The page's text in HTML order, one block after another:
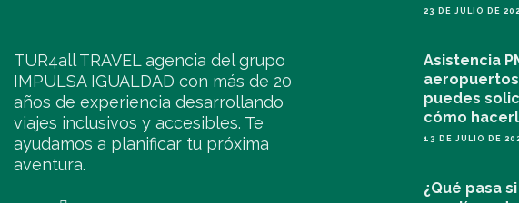
TUR4all TRAVEL agencia del grupo
IMPULSA IGUALDAD con más de 20
años de experiencia desarrollando
viajes inclusivos y accesibles. Te
ayudamos a planificar tu próxima
aventura.
23 DE JULIO DE
Asistencia
puedes
cómo
13 DE JULIO DE
¿Qué pasa